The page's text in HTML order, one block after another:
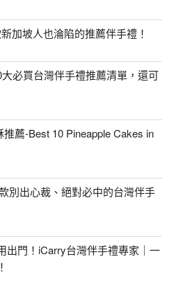
加坡人也淪陷的推薦伴手禮！
大必買台灣伴手禮推薦清單，還可
薦-Best 10 Pineapple Cakes in
別出心裁、絕對必中的台灣伴手
出門！iCarry台灣伴手禮專家｜一